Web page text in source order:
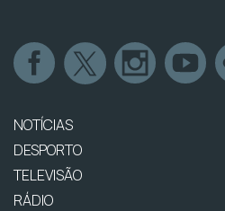
NOTÍCIAS
DESPORTO
TELEVISÃO
RÁDIO